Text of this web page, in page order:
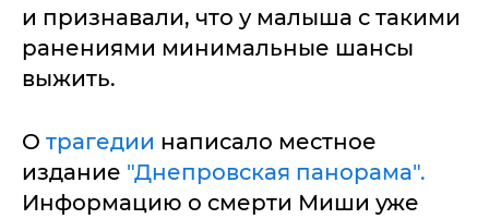
и признавали, что у малыша с такими
ранениями минимальные шансы
выжить.
О трагедии написало местное
издание "Днепровская панорама".
Информацию о смерти Миши уже